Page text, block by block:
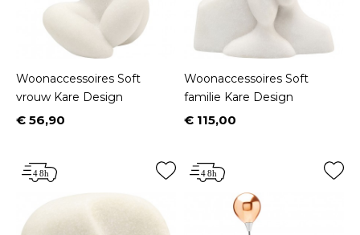
Woonaccessoires Soft
vrouw Kare Design
Prijs
€ 56,90
Woonaccessoires Soft
familie Kare Design
Prijs
€ 115,00